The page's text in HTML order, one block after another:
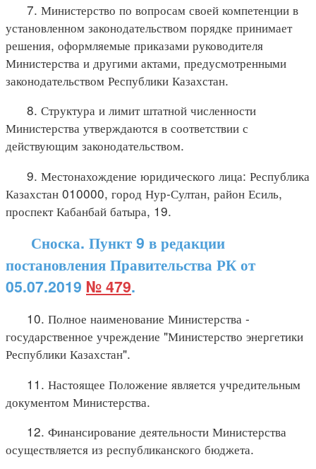
7. Министерство по вопросам своей компетенции в
установленном законодательством порядке принимает
решения, оформляемые приказами руководителя
Министерства и другими актами, предусмотренными
законодательством Республики Казахстан.
8. Структура и лимит штатной численности
Министерства утверждаются в соответствии с
действующим законодательством.
9. Местонахождение юридического лица: Республика
Казахстан 010000, город Нур-Султан, район Есиль,
проспект Кабанбай батыра, 19.
Сноска. Пункт 9 в редакции
постановления Правительства РК от
05.07.2019 № 479.
10. Полное наименование Министерства -
государственное учреждение "Министерство энергетики
Республики Казахстан".
11. Настоящее Положение является учредительным
документом Министерства.
12. Финансирование деятельности Министерства
осуществляется из республиканского бюджета.